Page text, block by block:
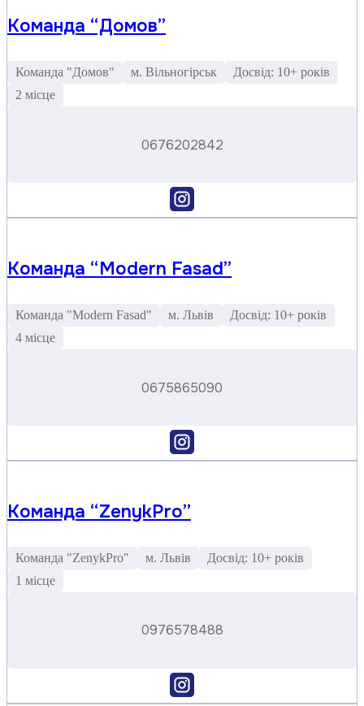
Команда “Домов”
Команда "Домов" м. Вільногірськ
Досвід: 10+ років
2 місце
0676202842
Команда “Modern Fasad”
Команда "Modern Fasad" м. Львів
Досвід: 10+ років
4 місце
0675865090
Команда “ZenykPro”
Команда "ZenykPro" м. Львів
Досвід: 10+ років
1 місце
0976578488